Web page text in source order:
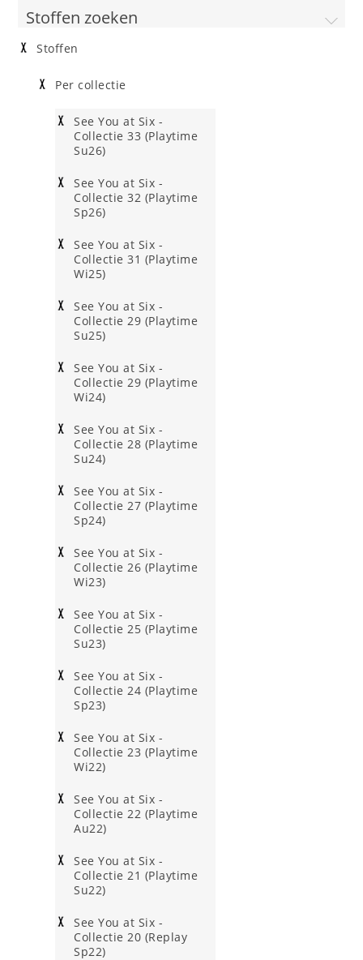
Stoffen zoeken
Stoffen
Per collectie
See You at Six -
Collectie 33 (Playtime
Su26)
See You at Six -
Collectie 32 (Playtime
Sp26)
See You at Six -
Collectie 31 (Playtime
Wi25)
See You at Six -
Collectie 29 (Playtime
Su25)
See You at Six -
Collectie 29 (Playtime
Wi24)
See You at Six -
Collectie 28 (Playtime
Su24)
See You at Six -
Collectie 27 (Playtime
Sp24)
See You at Six -
Collectie 26 (Playtime
Wi23)
See You at Six -
Collectie 25 (Playtime
Su23)
See You at Six -
Collectie 24 (Playtime
Sp23)
See You at Six -
Collectie 23 (Playtime
Wi22)
See You at Six -
Collectie 22 (Playtime
Au22)
See You at Six -
Collectie 21 (Playtime
Su22)
See You at Six -
Collectie 20 (Replay
Sp22)